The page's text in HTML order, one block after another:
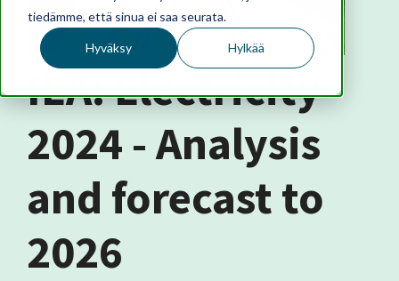
tiedämme, että sinua ei saa seurata.
Hyväksy Hylkää
IEA: Electricity
2024 - Analysis
and forecast to
2026